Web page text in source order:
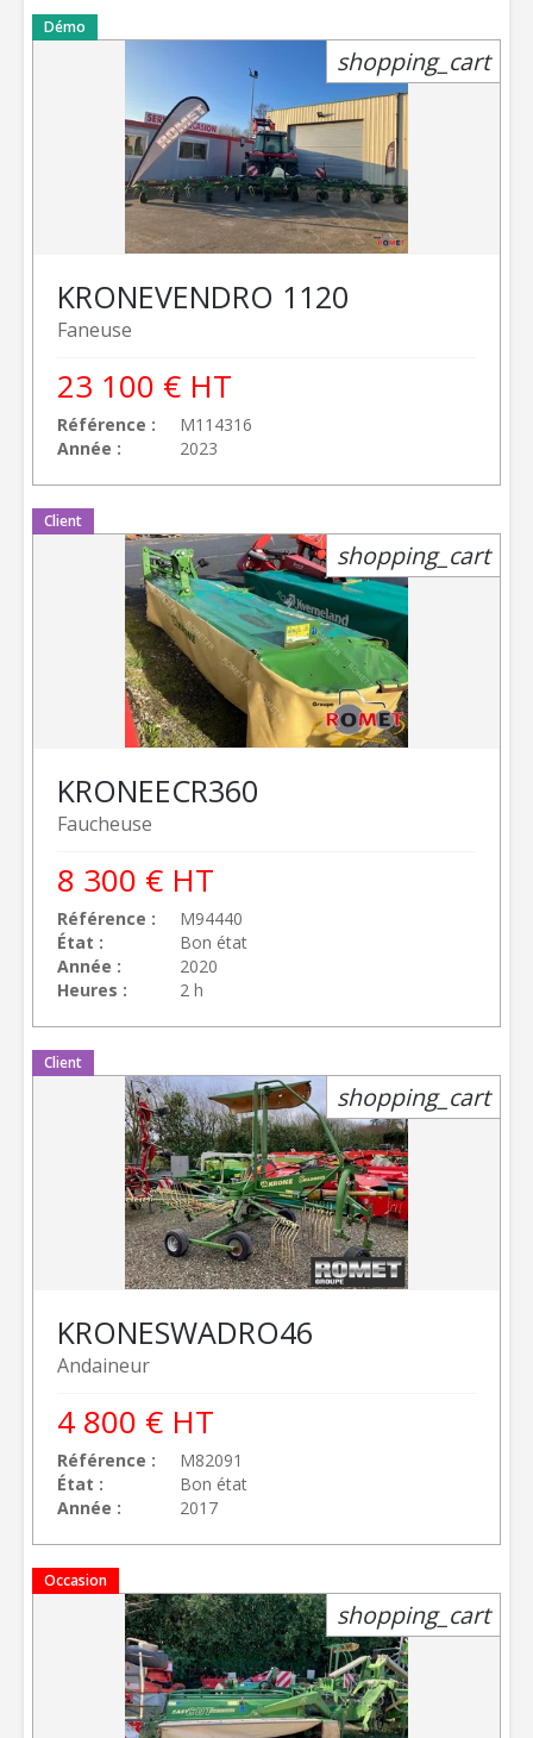
Démo
Faneuse
KRONEVENDRO 1120
Référence
M114316
Année
2023
23 100 € HT
shopping_cart
Client
Faucheuse
KRONEECR360
Référence
M94440
État
Bon état
Année
2020
Heures
2 h
8 300 € HT
shopping_cart
Client
Andaineur
KRONESWADRO46
Référence
M82091
État
Bon état
Année
2017
4 800 € HT
shopping_cart
Occasion
shopping_cart